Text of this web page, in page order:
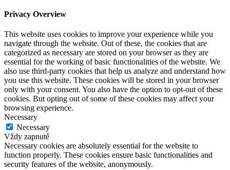
Privacy Overview
This website uses cookies to improve your experience while you
navigate through the website. Out of these, the cookies that are
categorized as necessary are stored on your browser as they are
essential for the working of basic functionalities of the website. We
also use third-party cookies that help us analyze and understand how
you use this website. These cookies will be stored in your browser
only with your consent. You also have the option to opt-out of these
cookies. But opting out of some of these cookies may affect your
browsing experience.
Necessary
Necessary
Vždy zapnuté
Necessary cookies are absolutely essential for the website to
function properly. These cookies ensure basic functionalities and
security features of the website, anonymously.